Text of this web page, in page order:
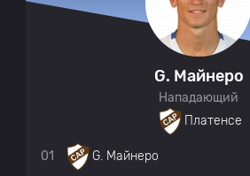
Эстудиантес
Платенсе
G. Майнеро
Нападающий
Платенсе
01 G. Майнеро